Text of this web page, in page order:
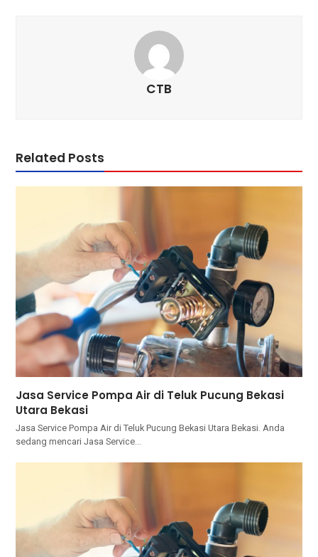
CTB
Related Posts
Jasa Service Pompa Air di Teluk Pucung Bekasi
Utara Bekasi
Jasa Service Pompa Air di Teluk Pucung Bekasi Utara Bekasi. Andа
ѕеdаng mencari Jasa Service…